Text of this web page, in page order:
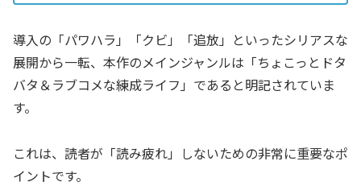
導入の「パワハラ」「クビ」「追放」といったシリアスな
展開から一転、本作のメインジャンルは「ちょこっとドタ
バタ＆ラブコメな練成ライフ」であると明記されていま
す。
これは、読者が「読み疲れ」しないための非常に重要なポ
イントです。